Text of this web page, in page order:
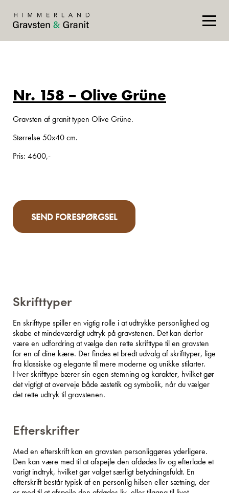
Nr. 158 – Olive Grüne
Gravsten af granit typen Olive Grüne.
Størrelse 50x40 cm.
Pris: 4600,-
SEND FORESPØRGSEL
Skrifttyper
En skrifttype spiller en vigtig rolle i at udtrykke personlighed og
skabe et mindeværdigt udtryk på gravstenen. Det kan derfor
være en udfordring at vælge den rette skrifttype til en gravsten
for en af dine kære. Der findes et bredt udvalg af skrifttyper, lige
fra klassiske og elegante til mere moderne og unikke stilarter.
Hver skrifttype bærer sin egen stemning og karakter, hvilket gør
det vigtigt at overveje både æstetik og symbolik, når du vælger
det rette udtryk til gravstenen.
Efterskrifter
Med en efterskrift kan en gravsten personliggøres yderligere.
Den kan være med til at afspejle den afdødes liv og efterlade et
varigt indtryk, hvilket gør valget særligt betydningsfuldt. En
efterskrift består typisk af en personlig hilsen eller sætning, der